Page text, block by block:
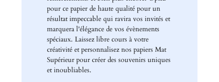
pour ce papier de haute qualité pour un
résultat impeccable qui ravira vos invités et
marquera l'élégance de vos évènements
spéciaux. Laissez libre cours à votre
créativité et personnalisez nos papiers Mat
Supérieur pour créer des souvenirs uniques
et inoubliables.